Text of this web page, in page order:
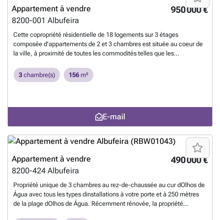
950 000 €
Appartement à vendre
8200-001 Albufeira
Cette copropriété résidentielle de 18 logements sur 3 étages
composée d'appartements de 2 et 3 chambres est située au coeur de
la ville, à proximité de toutes les commodités telles que les
centre historique. Le parcours de golf le plus proche se trouve à 10
minutes en voiture. Ce penthouse comprend un hall d'entrée, une
offre également deux places de parking au sous-sol, deux débarras au
sous-sol du côté sud du bâtiment, avec accès direct de l'extérieur, et
l'utilisation exclusive d'une terrasse extérieure sur le toit du deuxième
étage. A l'extérieur, vous trouverez une piscine commune exposée sud
avec terrasse et un jardin paysager.
En savoir plus ?
3 chambre(s) 156 m²
E-mail
490 000 €
Appartement à vendre
8200-424 Albufeira
Propriété unique de 3 chambres au rez-de-chaussée au cur dOlhos de
Água avec tous les types dinstallations à votre porte et à 250 mètres
de la plage dOlhos de Água. Récemment rénovée, la propriété